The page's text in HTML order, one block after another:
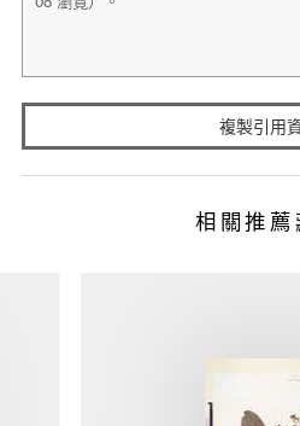
複製引用
相關推薦